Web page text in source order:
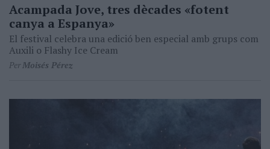
Acampada Jove, tres dècades «fotent
canya a Espanya»
El festival celebra una edició ben especial amb grups com
Auxili o Flashy Ice Cream
PerMoisés Pérez